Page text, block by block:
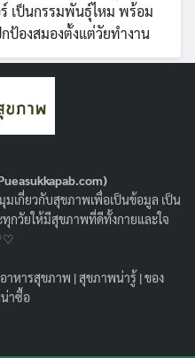
ร์ เป็นกรรมพันธุ์ไหม พร้อม
ป้องสมองตั้งแต่วัยทำงาน
คืออะไร ?
เกี่ยวกับสุขภาพเพื่อเป็นข้อมูล เป็น
กวัยให้มีสุขภาพที่ดีทั้งกายและใจ
อาหารสุขภาพ |สุขภาพน่ารู้ |ของ
าซื้อ